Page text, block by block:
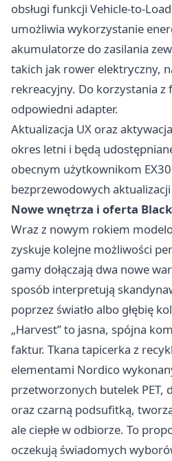
obsługi funkcji Vehicle-to-
umożliwia wykorzystanie
akumulatorze do zasilania
takich jak rower elektryczny,
rekreacyjny. Do korzystania
odpowiedni adapter.
Aktualizacja UX oraz
okres letni i będą
obecnym użytkownikom
bezprzewodowych
Nowe wnętrza i oferta
Wraz z nowym rokiem
zyskuje kolejne możliwości
gamy dołączają dwa nowe
sposób interpretują
poprzez światło albo głębię
„Harvest” to jasna, spójna
faktur. Tkana tapicerka z
elementami Nordico
przetworzonych butelek PET,
oraz czarną podsufitką,
ale ciepłe w odbiorze. To
oczekują świadomych